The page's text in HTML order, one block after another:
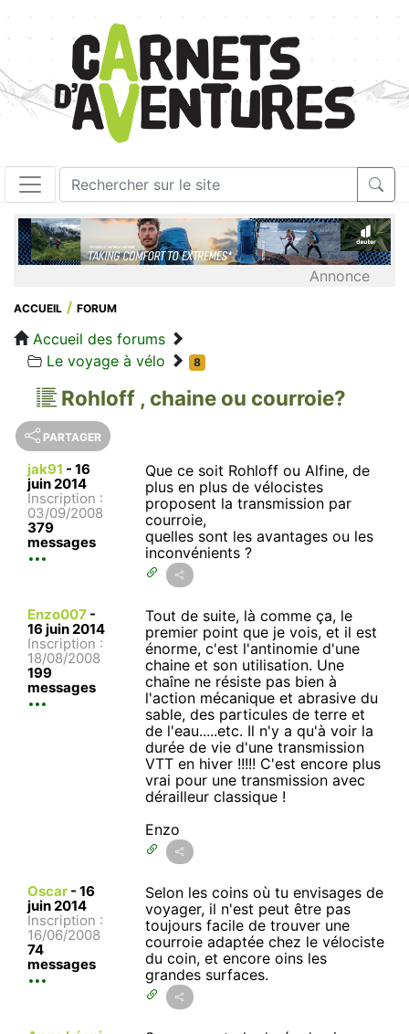
Annonce
ACCUEIL FORUM
Accueil des forums
Le voyage à vélo
8
Rohloff , chaine ou courroie?
PARTAGER
jak91 - 16
juin 2014
Inscription :
03/09/2008
379
messages
Que ce soit Rohloff ou Alfine, de
plus en plus de vélocistes
proposent la transmission par
courroie,
quelles sont les avantages ou les
inconvénients ?
Enzo007 -
16 juin 2014
Inscription :
18/08/2008
199
messages
Tout de suite, là comme ça, le
premier point que je vois, et il est
énorme, c'est l'antinomie d'une
chaine et son utilisation. Une
chaîne ne résiste pas bien à
l'action mécanique et abrasive du
sable, des particules de terre et
de l'eau.....etc. Il n'y a qu'à voir la
durée de vie d'une transmission
VTT en hiver !!!!! C'est encore plus
vrai pour une transmission avec
dérailleur classique !
Enzo
Oscar - 16
juin 2014
Inscription :
16/06/2008
74
messages
Selon les coins où tu envisages de
voyager, il n'est peut être pas
toujours facile de trouver une
courroie adaptée chez le vélociste
du coin, et encore oins les
grandes surfaces.